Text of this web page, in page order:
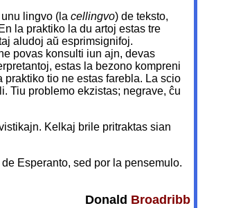
unu lingvo (lacellingvo) de teksto,
la praktiko la du artoj estas tre
aludoj aŭ esprimsignifoj.
povas konsulti iun ajn, devas
estas la bezono kompreni
tio ne estas farebla. La scio
Tiu problemo ekzistas; negrave, ĉu
Kelkaj brile pritraktas sian
Esperanto, sed por la pensemulo.
Donald Broadribb